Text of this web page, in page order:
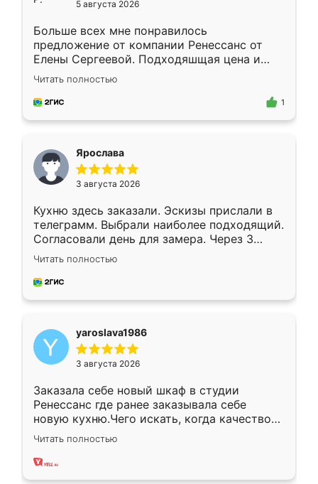
5 августа 2026
Больше всех мне понравилось
предложение от компании Ренессанс от
Елены Сергеевой. Подходяшщая цена и
короткие сроки изготовления. Приехавший
для замера сотрудник Владислав
предложил по моему эскизу самый
Читать полностью
1
Ярослава
3 августа 2026
Кухню здесь заказали. Эскизы прислали в
телеграмм. Выбрали наиболее подходящий.
Согласовали день для замера. Через 3
недели кухня была уже готова. Остались
довольны работой. Спасибо Ренессанс
мебель за качественную работу!
Читать полностью
yaroslava1986
3 августа 2026
Заказала себе новый шкаф в студии
Ренессанс где ранее заказывала себе
новую кухню.Чего искать, когда качеством
вполне довольна. Служит кухня уже почти
два года, нареканий нет.
Читать полностью